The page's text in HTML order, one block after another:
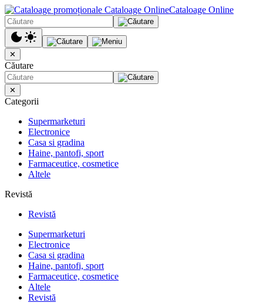
Cataloage Online
✕
Căutare
✕
Categorii
Supermarketuri
Electronice
Casa si gradina
Haine, pantofi, sport
Farmaceutice, cosmetice
Altele
Revistă
Revistă
Supermarketuri
Electronice
Casa si gradina
Haine, pantofi, sport
Farmaceutice, cosmetice
Altele
Revistă